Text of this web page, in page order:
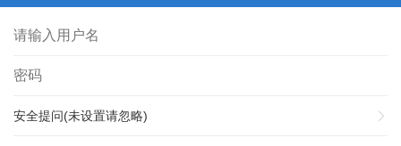
安全提问(未设置请忽略)